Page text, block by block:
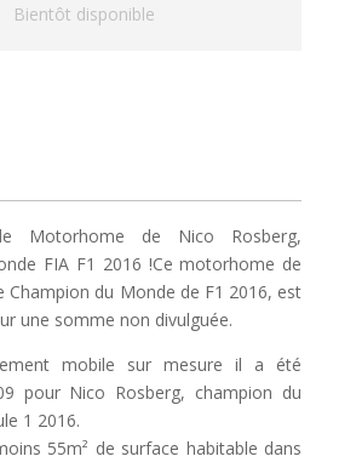
Bientôt disponible
Motorhome de Nico Rosberg,
FIA ​​F1 2016 !Ce motorhome de
Champion du Monde de F1 2016, est
une somme non divulguée.
mobile sur mesure il a été
pour Nico Rosberg, champion du
1 2016.
55m² de surface habitable dans